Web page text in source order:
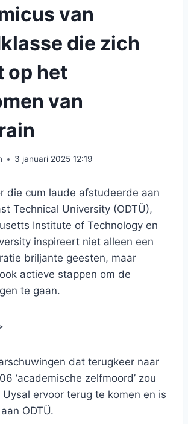
van
die zich
op het
van
3 januari 2025 12:19
die cum laude afstudeerde aan
Technical University (ODTÜ),
Institute of Technology en
inspireert niet alleen een
briljante geesten, maar
actieve stappen om de
te gaan.
dat terugkeer naar
‘academische zelfmoord’ zou
Uysal ervoor terug te komen en is
ODTÜ.